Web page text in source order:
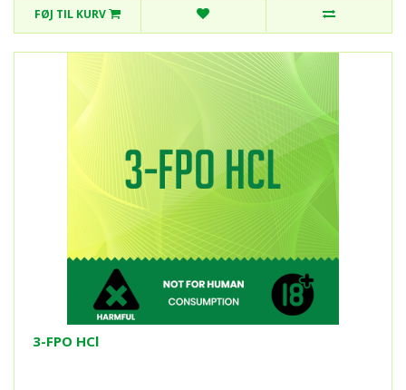
FØJ TIL KURV
3-FPO HCl